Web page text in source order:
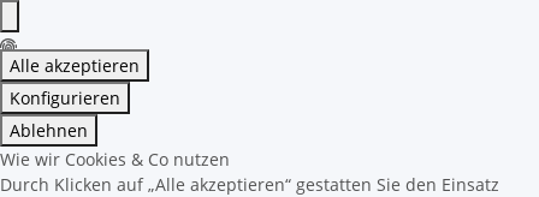
Alle akzeptieren
Konfigurieren
Ablehnen
Wie wir Cookies & Co nutzen
Durch Klicken auf „Alle akzeptieren“ gestatten Sie den Einsatz